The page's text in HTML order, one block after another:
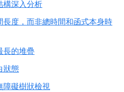
構深入分析
長度，而非總時間和函式本身時
長的堆疊
狀態
障礙樹狀檢視